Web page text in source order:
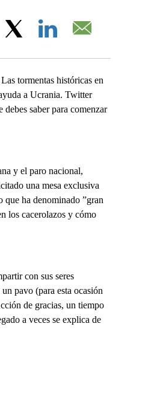
Facebook
tormentas históricas en
a Ucrania. Twitter
saber para comenzar
y el paro nacional,
una mesa exclusiva
que ha denominado ”gran
los cacerolazos y cómo
con sus seres
pavo (para esta ocasión
de gracias, un tiempo
a veces se explica de